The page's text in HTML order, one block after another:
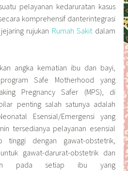
pelayanan kedaruratan kasus
komprehensif danterintegrasi
rujukan Rumah Sakitdalam
angka kematian ibu dan bayi,
Safe Motherhood yang
Pregnancy Safer (MPS), di
penting salah satunya adalah
Esensial/Emergensi yang
tersedianya pelayanan esensial
tinggi dengan gawat-obstetrik,
gawat-darurat-obstetrik dan
pada setiap ibu yang